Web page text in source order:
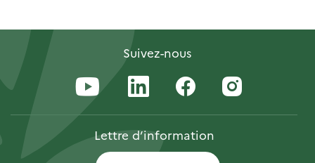
Suivez-nous
Lettred’information